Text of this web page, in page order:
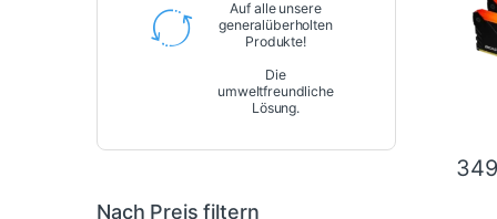
Auf alle unsere
generalüberholten
Produkte!
Die
umweltfreundliche
Lösung.
Nach Preis filtern